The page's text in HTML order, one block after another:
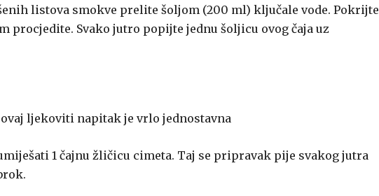
listova smokve prelite šoljom (200 ml) ključale vode. Pokrijte
procjedite. Svako jutro popijte jednu šoljicu ovog čaja uz
ljekoviti napitak je vrlo jednostavna
1 čajnu žličicu cimeta. Taj se pripravak pije svakog jutra